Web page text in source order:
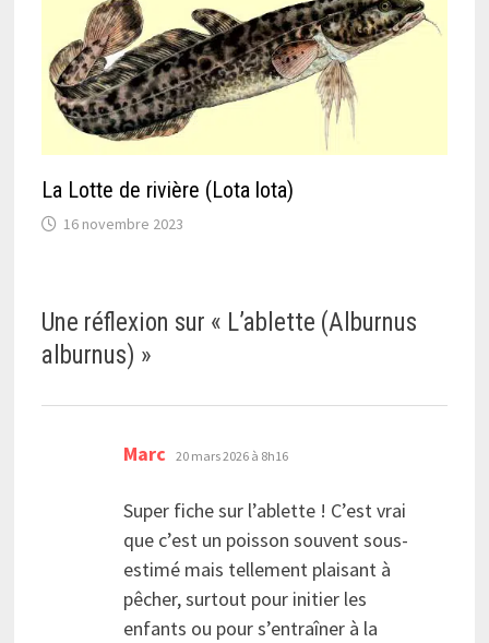
La Lotte de rivière (Lota lota)
16 novembre 2023
Une réflexion sur « L’ablette (Alburnus
alburnus) »
Marc dit :
20 mars 2026 à 8h16
Super fiche sur l’ablette ! C’est vrai
que c’est un poisson souvent sous-
estimé mais tellement plaisant à
pêcher, surtout pour initier les
enfants ou pour s’entraîner à la